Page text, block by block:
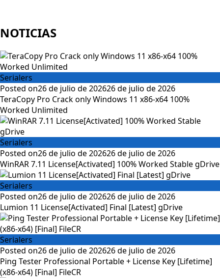
NOTICIAS
Serialers
Posted on26 de julio de 202626 de julio de 2026
TeraCopy Pro Crack only Windows 11 x86-x64 100%
Worked Unlimited
Serialers
Posted on26 de julio de 202626 de julio de 2026
WinRAR 7.11 License[Activated] 100% Worked Stable gDrive
Serialers
Posted on26 de julio de 202626 de julio de 2026
Lumion 11 License[Activated] Final [Latest] gDrive
Serialers
Posted on26 de julio de 202626 de julio de 2026
Ping Tester Professional Portable + License Key [Lifetime]
(x86-x64) [Final] FileCR